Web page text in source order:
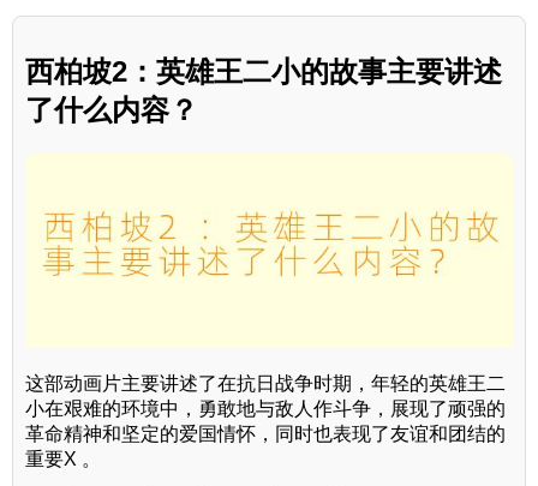
西柏坡2：英雄王二小的故事主要讲述
了什么内容？
这部动画片主要讲述了在抗日战争时期，年轻的英雄王二
小在艰难的环境中，勇敢地与敌人作斗争，展现了顽强的
革命精神和坚定的爱国情怀，同时也表现了友谊和团结的
重要X 。